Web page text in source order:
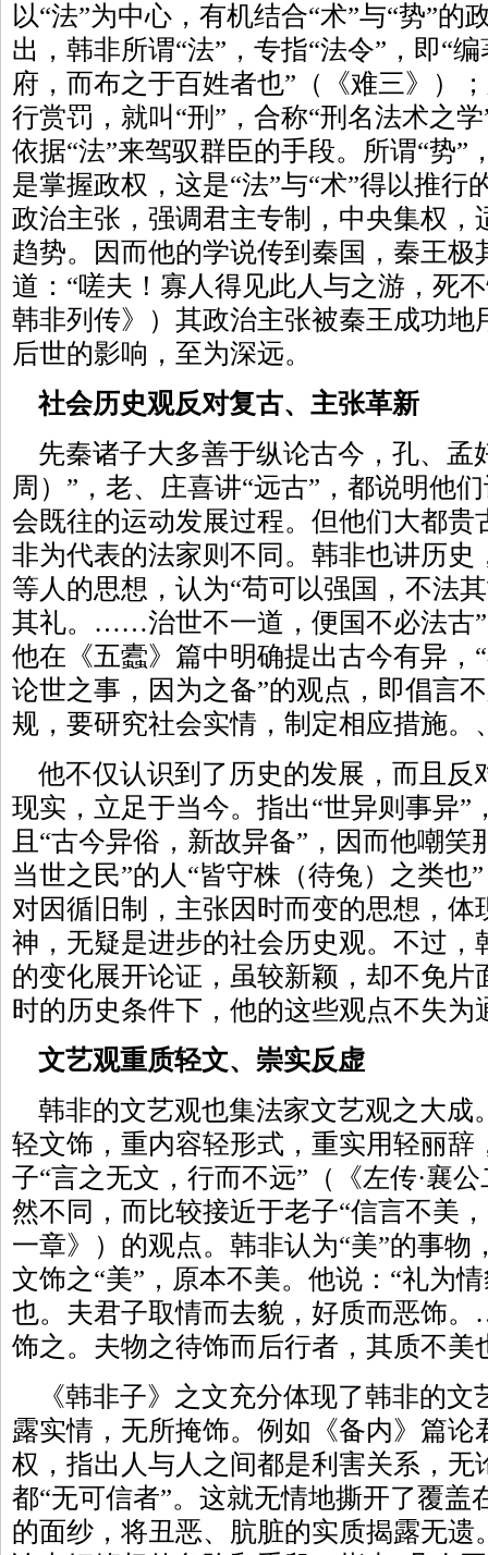
以“法”为中心，有机结合“术”与“势”的
出，韩非所谓“法”，专指“法令”，即“
府，而布之于百姓者也”（《难三》）
行赏罚，就叫“刑”，合称“刑名法术之
依据“法”来驾驭群臣的手段。所谓“势”
是掌握政权，这是“法”与“术”得以推行
政治主张，强调君主专制，中央集权，
趋势。因而他的学说传到秦国，秦王极
道：“嗟夫！寡人得见此人与之游，死
韩非列传》）其政治主张被秦王成功地
后世的影响，至为深远。
社会历史观反对复古、主张革新
先秦诸子大多善于纵论古今，孔、孟
周）”，老、庄喜讲“远古”，都说明他
会既往的运动发展过程。但他们大都贵
非为代表的法家则不同。韩非也讲历史
等人的思想，认为“苟可以强国，不法
其礼。……治世不一道，便国不必法古”
他在《五蠹》篇中明确提出古今有异，
论世之事，因为之备”的观点，即倡言
规，要研究社会实情，制定相应措施。
他不仅认识到了历史的发展，而且反
现实，立足于当今。指出“世异则事异”
且“古今异俗，新故异备”，因而他嘲笑
当世之民”的人“皆守株（待兔）之类也
对因循旧制，主张因时而变的思想，体
神，无疑是进步的社会历史观。不过，
的变化展开论证，虽较新颖，却不免片
时的历史条件下，他的这些观点不失为
文艺观重质轻文、崇实反虚
韩非的文艺观也集法家文艺观之大成
轻文饰，重内容轻形式，重实用轻丽辞
子“言之无文，行而不远”（《左传·襄
然不同，而比较接近于老子“信言不美
一章》）的观点。韩非认为“美”的事物
文饰之“美”，原本不美。他说：“礼为
也。夫君子取情而去貌，好质而恶饰
饰之。夫物之待饰而后行者，其质不美
《韩非子》之文充分体现了韩非的文
露实情，无所掩饰。例如《备内》篇
权，指出人与人之间都是利害关系，无
都“无可信者”。这就无情地撕开了覆盖
的面纱，将丑恶、肮脏的实质揭露无遗